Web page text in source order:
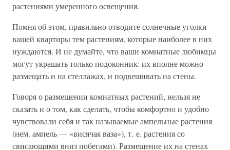
растениями умеренного освещения.
Помня об этом, правильно отводите солнечные уголки
вашей квартиры тем растениям, которые наиболее в них
нуждаются. И не думайте, что ваши комнатные любимцы
могут украшать только подоконник: их вполне можно
размещать и на стеллажах, и подвешивать на стены.
Говоря о размещении комнатных растений, нельзя не
сказать и о том, как сделать, чтобы комфортно и удобно
чувствовали себя и так называемые ампельные растения
(нем. ампель — «висячая ваза»), т. е. растения со
свисающими вниз побегами). Размещение их на стенах